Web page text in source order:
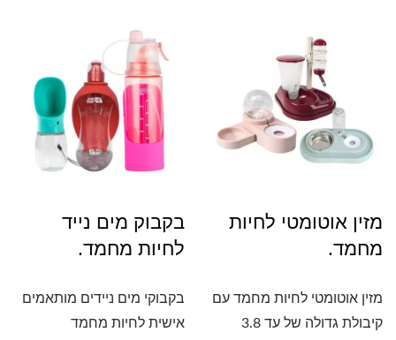
מזין אוטומטי לחיות
מחמד.
מזין אוטומטי לחיות מחמד עם
קיבולת גדולה של עד 3.8
בקבוק מים נייד
לחיות מחמד.
בקבוקי מים ניידים מותאמים
אישית לחיות מחמד